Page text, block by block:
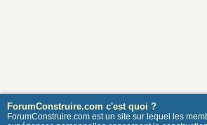
ForumConstruire.com c'est quoi ?
ForumConstruire.com est un site sur lequel les